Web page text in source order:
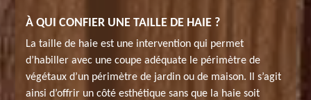
À QUI CONFIER UNE TAILLE DE HAIE ?
La taille de haie est une intervention qui permet
d’habiller avec une coupe adéquate le périmètre de
végétaux d’un périmètre de jardin ou de maison. Il s’agit
ainsi d’offrir un côté esthétique sans que la haie soit